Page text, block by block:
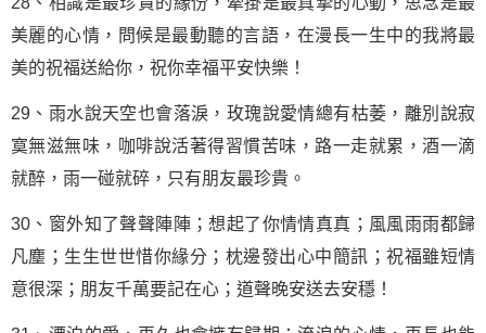
美麗的心情，問候是最動聽的言語，在漫長一生中的我將最
美的祝福送給你，祝你幸福平安快樂！
29、雨水說天空也會落淚，玫瑰說愛情總有枯萎，離別說寂
寞無滋無味，咖啡說活著得習慣苦味，路一走就累，酒一滴
就醉，雨一碰就碎，只有朋友最珍貴。
30、窗外知了聲聲陣陣；想起了你情情真真；風風雨雨都歸
凡塵；生生世世惜你緣分；枕邊發出心中簡訊；祝福雖短情
意很深；朋友千萬要記在心；道聲晚安送去安穩！